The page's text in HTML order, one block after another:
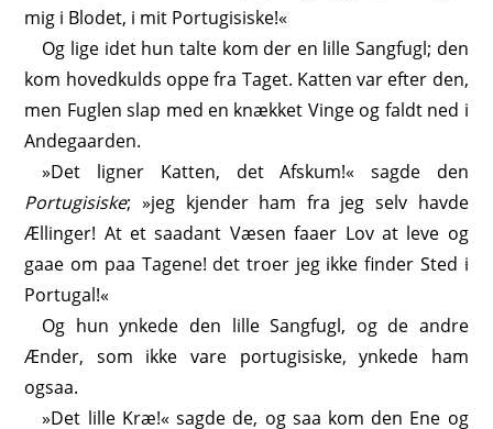
mig i Blodet, i mit Portugisiske!«
Og lige idet hun talte kom der en lille Sangfugl; den
kom hovedkulds oppe fra Taget. Katten var efter den,
men Fuglen slap med en knækket Vinge og faldt ned i
Andegaarden.
»Det ligner Katten, det Afskum!« sagde den
Portugisiske; »jeg kjender ham fra jeg selv havde
Ællinger! At et saadant Væsen faaer Lov at leve og
gaae om paa Tagene! det troer jeg ikke finder Sted i
Portugal!«
Og hun ynkede den lille Sangfugl, og de andre
Ænder, som ikke vare portugisiske, ynkede ham
ogsaa.
»Det lille Kræ!« sagde de, og saa kom den Ene og